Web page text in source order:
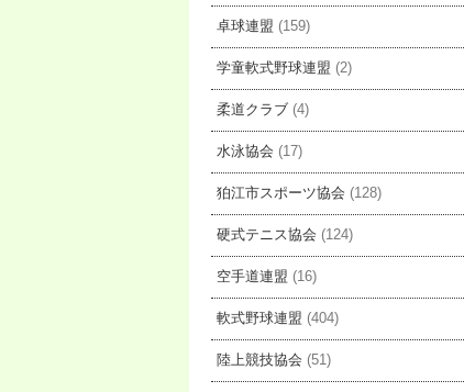
卓球連盟 (159)
学童軟式野球連盟 (2)
柔道クラブ (4)
水泳協会 (17)
狛江市スポーツ協会 (128)
硬式テニス協会 (124)
空手道連盟 (16)
軟式野球連盟 (404)
陸上競技協会 (51)